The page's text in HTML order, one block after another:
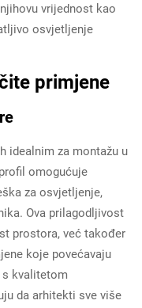
vrijednost kao
osvjetljenje
primjene
idealnim za montažu u
omogućuje
za osvjetljenje,
Ova prilagodljivost
prostora, već također
koje povećavaju
kvalitetom
da arhitekti sve više